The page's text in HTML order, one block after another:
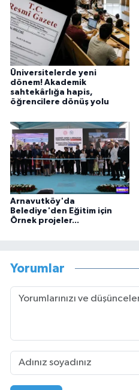
Üniversitelerde yeni
dönem! Akademik
sahtekârlığa hapis,
öğrencilere dönüş yolu
Arnavutköy'da
Belediye'den Eğitim için
Örnek projeler...
Yorumlar